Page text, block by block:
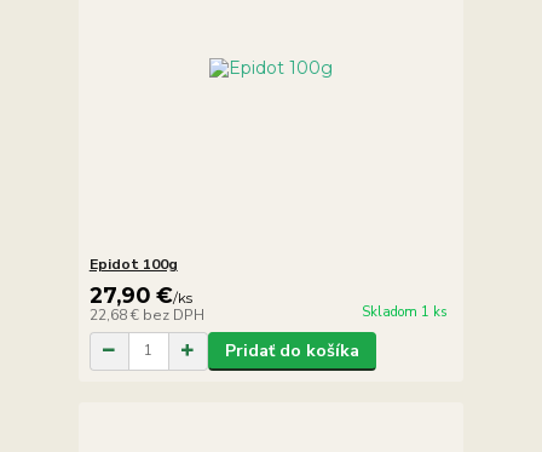
Epidot 100g
27,90 €/ks
22,68 € bez DPH Skladom 1 ks
Pridať do košíka